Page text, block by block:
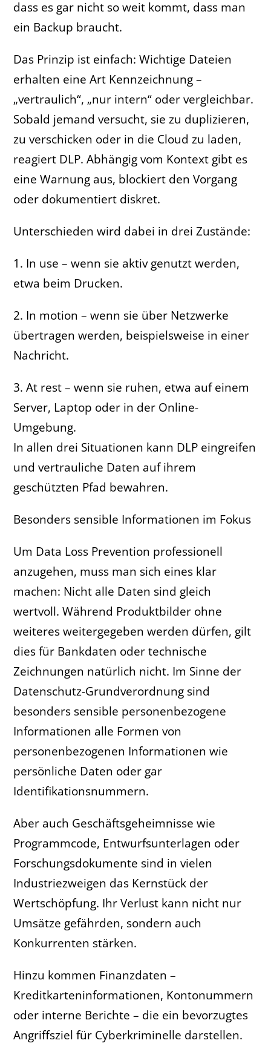
dass es gar nicht so weit kommt, dass man
ein Backup braucht.
Das Prinzip ist einfach: Wichtige Dateien
erhalten eine Art Kennzeichnung –
„vertraulich“, „nur intern“ oder vergleichbar.
Sobald jemand versucht, sie zu duplizieren,
zu verschicken oder in die Cloud zu laden,
reagiert DLP. Abhängig vom Kontext gibt es
eine Warnung aus, blockiert den Vorgang
oder dokumentiert diskret.
Unterschieden wird dabei in drei Zustände:
1. In use – wenn sie aktiv genutzt werden,
etwa beim Drucken.
2. In motion – wenn sie über Netzwerke
übertragen werden, beispielsweise in einer
Nachricht.
3. At rest – wenn sie ruhen, etwa auf einem
Server, Laptop oder in der Online-
Umgebung.
In allen drei Situationen kann DLP eingreifen
und vertrauliche Daten auf ihrem
geschützten Pfad bewahren.
Besonders sensible Informationen im Fokus
Um Data Loss Prevention professionell
anzugehen, muss man sich eines klar
machen: Nicht alle Daten sind gleich
wertvoll. Während Produktbilder ohne
weiteres weitergegeben werden dürfen, gilt
dies für Bankdaten oder technische
Zeichnungen natürlich nicht. Im Sinne der
Datenschutz-Grundverordnung sind
besonders sensible personenbezogene
Informationen alle Formen von
personenbezogenen Informationen wie
persönliche Daten oder gar
Identifikationsnummern.
Aber auch Geschäftsgeheimnisse wie
Programmcode, Entwurfsunterlagen oder
Forschungsdokumente sind in vielen
Industriezweigen das Kernstück der
Wertschöpfung. Ihr Verlust kann nicht nur
Umsätze gefährden, sondern auch
Konkurrenten stärken.
Hinzu kommen Finanzdaten –
Kreditkarteninformationen, Kontonummern
oder interne Berichte – die ein bevorzugtes
Angriffsziel für Cyberkriminelle darstellen.